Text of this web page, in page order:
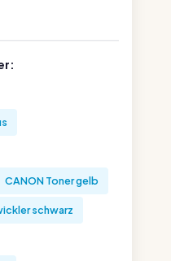
CANON Toner gelb
schwarz